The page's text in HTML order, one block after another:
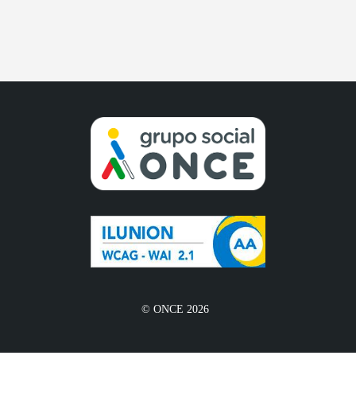
© ONCE 2026